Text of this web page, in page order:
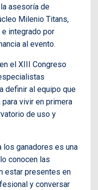
asesoría de
Milenio Titans,
integrado por
al evento.
el XIII Congreso
definir al equipo que
para vivir en primera
de uso y
los ganadores es una
conocen las
estar presentes en
y conversar